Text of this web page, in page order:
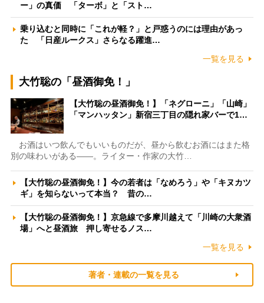
ー」の真価 「ターボ」と「スト…
乗り込むと同時に「これが軽？」と戸惑うのには理由があっ
た 「日産ルークス」さらなる躍進…
一覧を見る
大竹聡の「昼酒御免！」
【大竹聡の昼酒御免！】「ネグローニ」「山崎」
「マンハッタン」新宿三丁目の隠れ家バーで1…
お酒はいつ飲んでもいいものだが、昼から飲むお酒にはまた格
別の味わいがある――。ライター・作家の大竹…
【大竹聡の昼酒御免！】今の若者は「なめろう」や「キヌカツ
ギ」を知らないって本当？ 昔の…
【大竹聡の昼酒御免！】京急線で多摩川越えて「川崎の大衆酒
場」へと昼酒旅 押し寄せるノス…
一覧を見る
著者・連載の一覧を見る